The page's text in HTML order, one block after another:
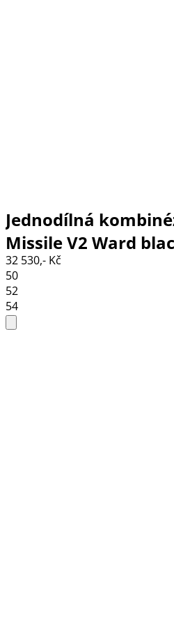
Jednodílná
Missile V2 Ward
fluo
32 530,- Kč
50
52
54